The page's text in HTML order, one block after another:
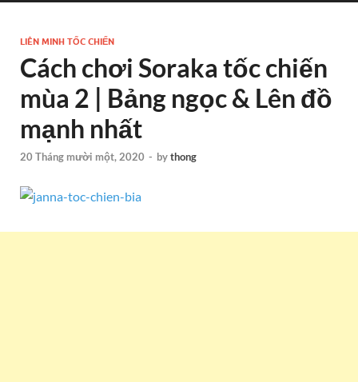
LIÊN MINH TỐC CHIẾN
Cách chơi Soraka tốc chiến
mùa 2 | Bảng ngọc & Lên đồ
mạnh nhất
20 Tháng mười một, 2020 - bythong